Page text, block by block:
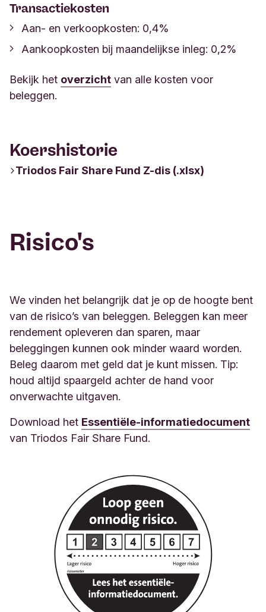
Transactiekosten
Aan- en verkoopkosten: 0,4%
Aankoopkosten bij maandelijkse inleg: 0,2%
Bekijk het overzicht van alle kosten voor
beleggen.
Koershistorie
Triodos Fair Share Fund Z-dis (.xlsx)
Risico's
We vinden het belangrijk dat je op de hoogte bent
van de risico’s van beleggen. Beleggen kan meer
rendement opleveren dan sparen, maar
beleggingen kunnen ook minder waard worden.
Beleg daarom met geld dat je kunt missen. Tip:
houd altijd spaargeld achter de hand voor
onverwachte uitgaven.
Download het Essentiële-informatiedocument
van Triodos Fair Share Fund.